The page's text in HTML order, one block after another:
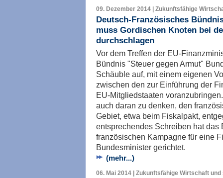
09. Dezember 2014 | Zukunftsfähige
Deutsch-Französisches
muss Gordischen Knoten bei
durchschlagen
Vor dem Treffen der EU-
Bündnis "Steuer gegen Armut"
Schäuble auf, mit einem eigenen
zwischen den zur Einführung der
EU-Mitgliedstaaten
auch daran zu denken, den
Gebiet, etwa beim Fiskalpakt,
entsprechendes Schreiben hat das
französischen Kampagne für eine
Bundesminister gerichtet.
(mehr...)
06. Mai 2014 | Zukunftsfähige Wirtschaft